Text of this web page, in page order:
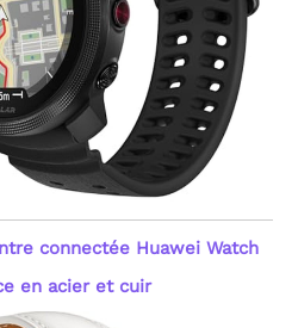
connectée Huawei Watch
en acier et cuir